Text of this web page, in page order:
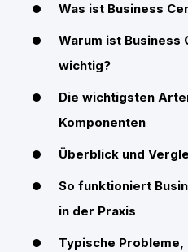
Was ist Business
Warum ist Business
wichtig?
Die wichtigsten
Komponenten
Überblick und
So funktioniert
in der Praxis
Typische